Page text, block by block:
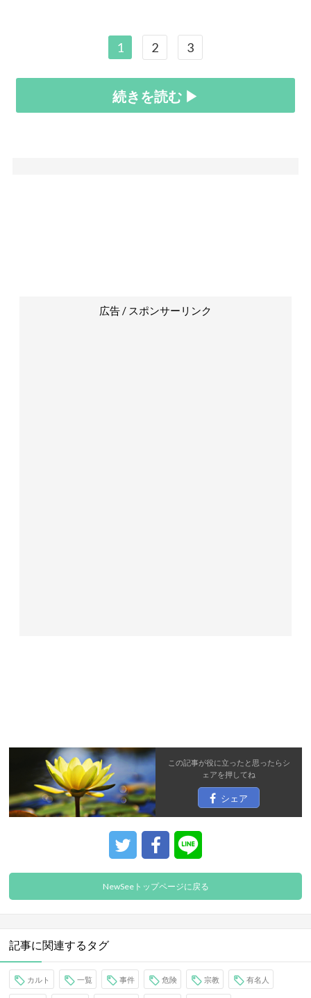
1 2 3
続きを読む ▶
広告 / スポンサーリンク
この記事が役に立ったと思ったらシ
ェアを押してね
シェア
NewSeeトップページに戻る
記事に関連するタグ
カルト 一覧 事件 危険 宗教 有名人